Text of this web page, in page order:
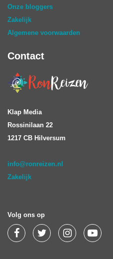
Onze bloggers
Zakelijk
Algemene voorwaarden
Contact
Klap Media
Rossinilaan 22
1217 CB Hilversum
info@ronreizen.nl
Zakelijk
Volg ons op